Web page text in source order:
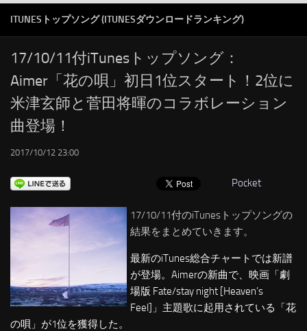
RSS
LINKS
ITUNESトップソング (ITUNESダウンロードランキング)
17/10/11付iTunesトップソング：
Aimer「花の唄」初日1位スタート！2位に
米津玄師と菅田将暉のコラボレーション
曲登場！
2017/10/12 23:00
Pocket
17/10/11付のiTunesトップソングの
結果をまとめていきます。
最新のiTunes総合チャートでは新譜
が登場。Aimerの新曲で、映画「劇
場版 Fate/stay night [Heaven’s
Feel]」主題歌に起用されている「花
の唄」が1位を獲得した。